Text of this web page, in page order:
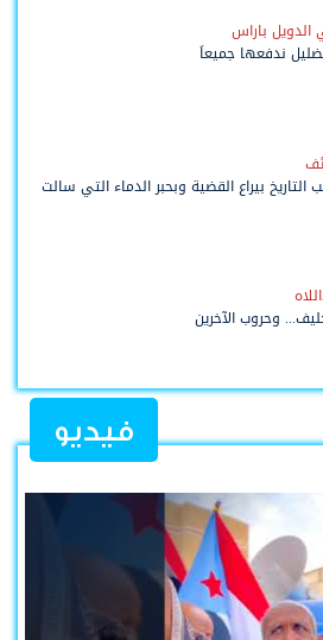
الدويل باراس
ندفعها جميعاً
التاريخ بيراع القضية وبحبر الدماء التي سالت
وحروب الآخرين
فيديو